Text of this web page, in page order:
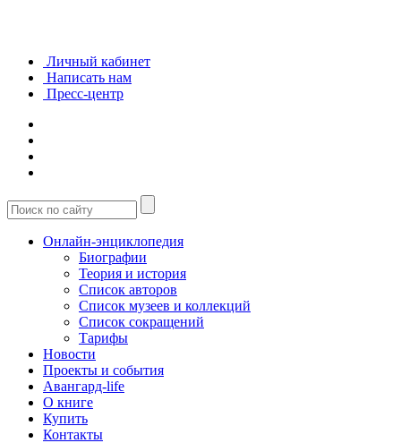
Личный кабинет
Написать нам
Пресс-центр
Онлайн-энциклопедия
Биографии
Теория и история
Список авторов
Список музеев и коллекций
Список сокращений
Тарифы
Новости
Проекты и события
Авангард-life
О книге
Купить
Контакты